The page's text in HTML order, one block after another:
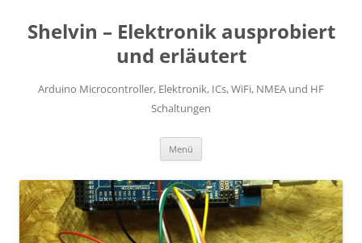
springen
Shelvin – Elektronik ausprobiert
und erläutert
Arduino Microcontroller, Elektronik, ICs, WiFi, NMEA und HF
Schaltungen
Menü